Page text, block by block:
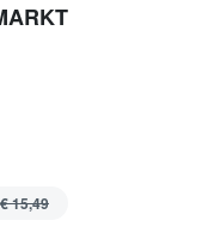
€ 15,49